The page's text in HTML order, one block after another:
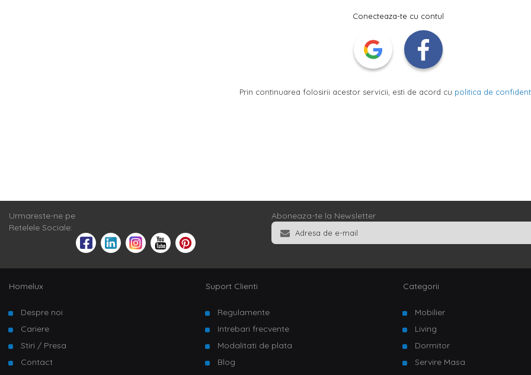
Conecteaza-te cu contul
Prin continuarea folosirii acestor servicii, esti de acord cu politica de
Urmareste-ne pe
Retelele Sociale:
Aboneaza-te la Newsletter
Homelux
Despre noi
Cariere
Stiri / Presa
Contact
Suport Clienti
Regulamente
Intrebari frecvente
Modalitati de plata
Blog
Categorii
Mobilier
Living
Dormitor
Servire Masa